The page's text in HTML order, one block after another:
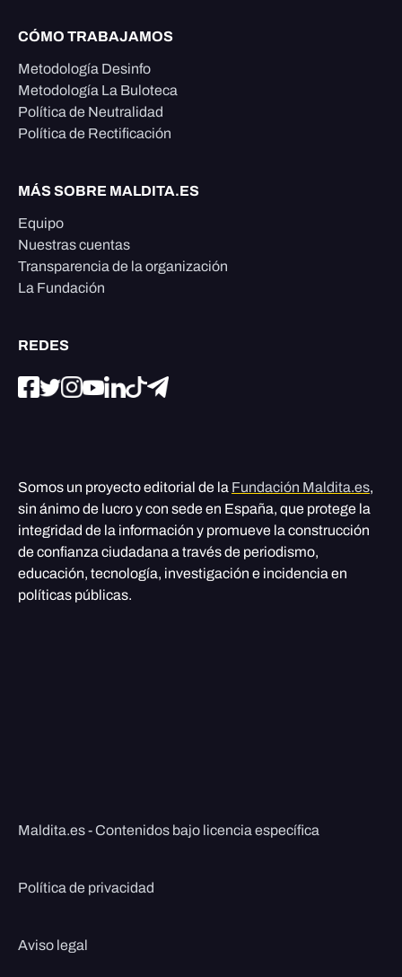
CÓMO TRABAJAMOS
Metodología Desinfo
Metodología La Buloteca
Política de Neutralidad
Política de Rectificación
MÁS SOBRE MALDITA.ES
Equipo
Nuestras cuentas
Transparencia de la organización
La Fundación
REDES
Somos un proyecto editorial de la Fundación Maldita.es,
sin ánimo de lucro y con sede en España, que protege la
integridad de la información y promueve la construcción
de confianza ciudadana a través de periodismo,
educación, tecnología, investigación e incidencia en
políticas públicas.
Maldita.es - Contenidos bajo licencia específica
Política de privacidad
Aviso legal